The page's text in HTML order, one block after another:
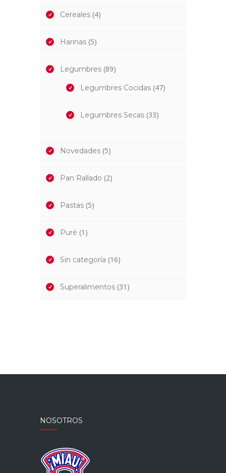
Cereales (4)
Harinas (5)
Legumbres (89)
Legumbres Cocidas (47)
Legumbres Secas (33)
Novedades (5)
Pan Rallado (2)
Pastas (5)
Puré (1)
Sin categoría (16)
Superalimentos (31)
NOSOTROS